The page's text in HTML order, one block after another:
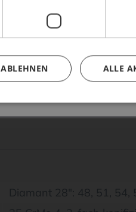
LTD - 2024 Terra
Diamant 28": 48, 51, 54,
ALLE